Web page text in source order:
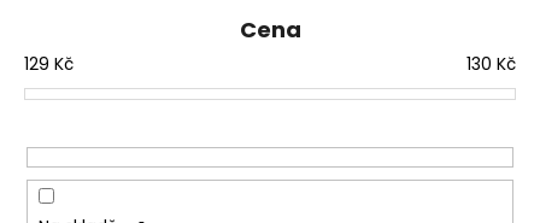
r
o
u
k
Cena
129 Kč 130 Kč
u
č
j
e
m